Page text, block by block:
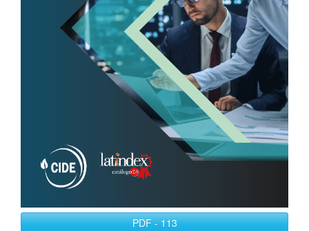
PDF-113